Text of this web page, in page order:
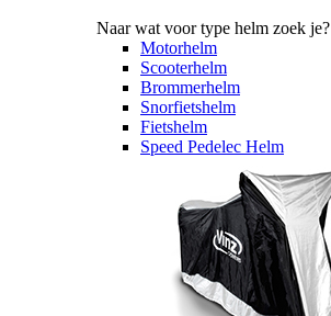
Naar wat voor type helm zoek je?
Motorhelm
Scooterhelm
Brommerhelm
Snorfietshelm
Fietshelm
Speed Pedelec Helm